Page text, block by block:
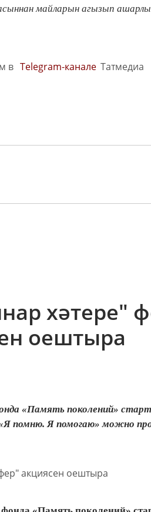
майларын агызып
в Telegram-канале Татмедиа
хәтере"
оештыра
«Память поколений»
помню. Я помогаю» можно